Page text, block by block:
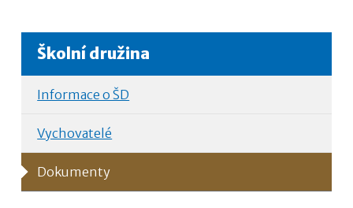
Školní družina
Informace o ŠD
Vychovatelé
Dokumenty